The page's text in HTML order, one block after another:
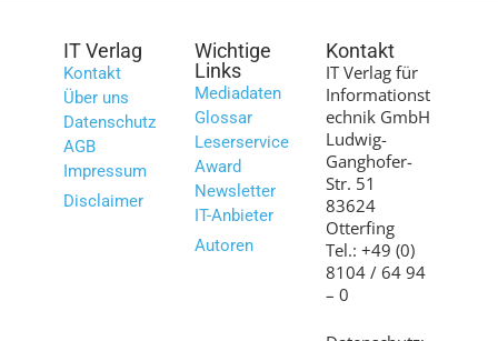
IT Verlag
Kontakt
Über uns
Datenschutz
AGB
Impressum
Disclaimer
Wichtige
Links
Mediadaten
Glossar
Leserservice
Award
Newsletter
IT-Anbieter
Autoren
Kontakt
IT Verlag für
Informationst
echnik GmbH
Ludwig-
Ganghofer-
Str. 51
83624
Otterfing
Tel.: +49 (0)
8104 / 64 94
– 0